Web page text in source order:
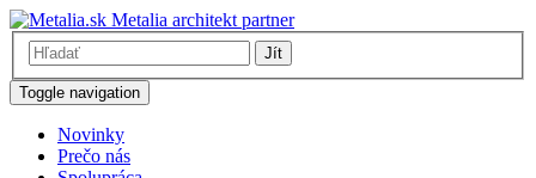
Metalia architekt partner
Jít
Toggle navigation
Novinky
Prečo nás